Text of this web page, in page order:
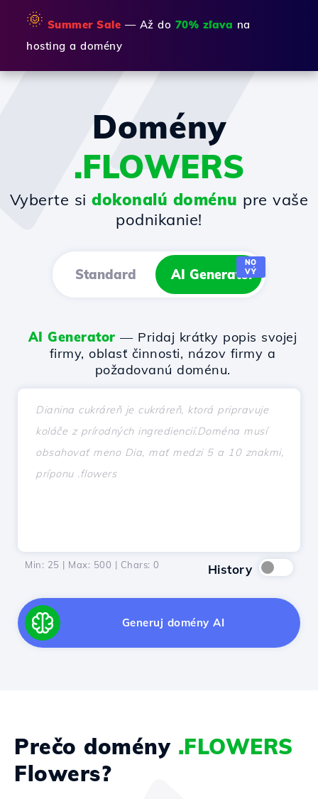
🌞 Summer Sale — Až do 70% zľava na
hosting a domény
Domény
.FLOWERS
Vyberte sidokonalú doménu pre vaše
podnikanie!
Standard AI Generator
NO
VÝ
AI Generator — Pridaj krátky popis svojej
firmy, oblasť činnosti, názov firmy a
požadovanú doménu.
Min: 25 | Max: 500 | Chars: 0 History
Generuj domény AI
Prečo domény .FLOWERS
Flowers?